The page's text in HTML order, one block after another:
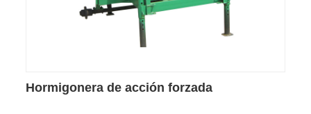
Hormigonera de acción forzada